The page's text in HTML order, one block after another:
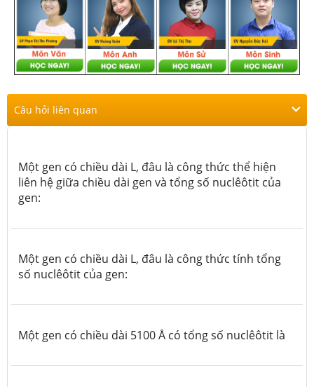
Câu hỏi liên quan
Một gen có chiều dài L, đâu là công thức thể hiện
liên hệ giữa chiều dài gen và tổng số nuclêôtit của
gen:
Một gen có chiều dài L, đâu là công thức tính tổng
số nuclêôtit của gen:
Một gen có chiều dài 5100Å có tổng số nuclêôtit là